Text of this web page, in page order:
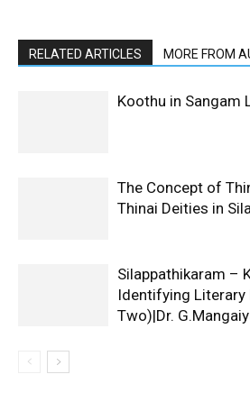
RELATED ARTICLES MORE FROM
Koothu in Sangam
The Concept of
Thinai Deities in
Silappathikaram –
Identifying Literary
Two)|Dr.